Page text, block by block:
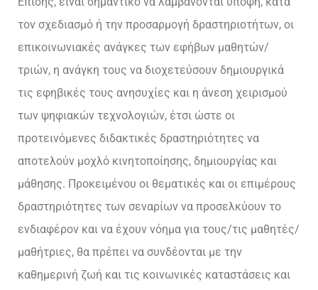
τον σχεδιασμό ή την προσαρμογή δραστηριοτήτων, οι
επικοινωνιακές ανάγκες των εφήβων μαθητών/
τριών, η ανάγκη τους να διοχετεύσουν δημιουργικά
τις εφηβικές τους ανησυχίες και η άνεση χειρισμού
των ψηφιακών τεχνολογιών, έτσι ώστε οι
προτεινόμενες διδακτικές δραστηριότητες να
αποτελούν μοχλό κινητοποίησης, δημιουργίας και
μάθησης. Προκειμένου οι θεματικές και οι επιμέρους
δραστηριότητες των σεναρίων να προσελκύουν το
ενδιαφέρον και να έχουν νόημα για τους/τις μαθητές/
μαθήτριες, θα πρέπει να συνδέονται με την
καθημερινή ζωή και τις κοινωνικές καταστάσεις και